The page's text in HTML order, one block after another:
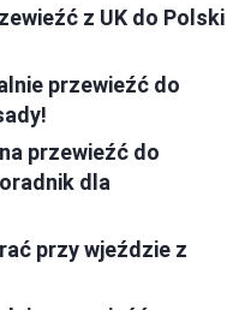
z UK do Polski
przewieźć do
przewieźć do
dla
przy wjeździe z